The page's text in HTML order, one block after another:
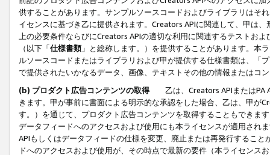
供することがあります。サンプルソースコードおよびライブラリはそ
イセンスに基づき乙に提供されます。Creators APIに関連して、甲は
上の必要条件ならびにCreators APIの適切な利用に関連するテストお
（以下「仕様書類」と総称します。）を提供することがあります。本
ルソースコードまたはライブラリおよび甲が提供する仕様書類は、「
で提供されたいかなるデータ、画像、テキストその他の情報またはコ
(b) プロダクト広告コンテンツの取得
乙は、Creators APIまたはPA
きます。甲が事前に書面による明示的な承認をした場合、乙は、甲が
す。）を通じて、プロダクト広告コンテンツを取得することもできま
データフィードへのアクセスおよび使用にも本ライセンスが適用され
APIもしくはデータフィードの仕様を変更、廃止または再発行するこ
ドへのアクセスおよび使用が、その時点で最新の要件（本ライセン